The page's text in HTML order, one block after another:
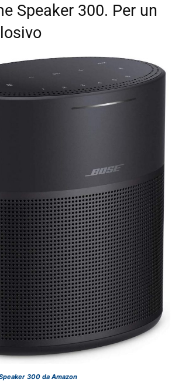
Speaker 300. Per un
300 da Amazon